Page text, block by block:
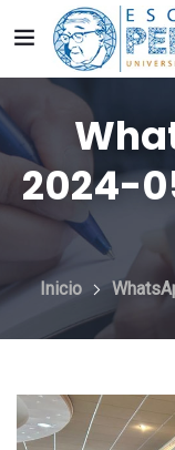
2024-
Inicio